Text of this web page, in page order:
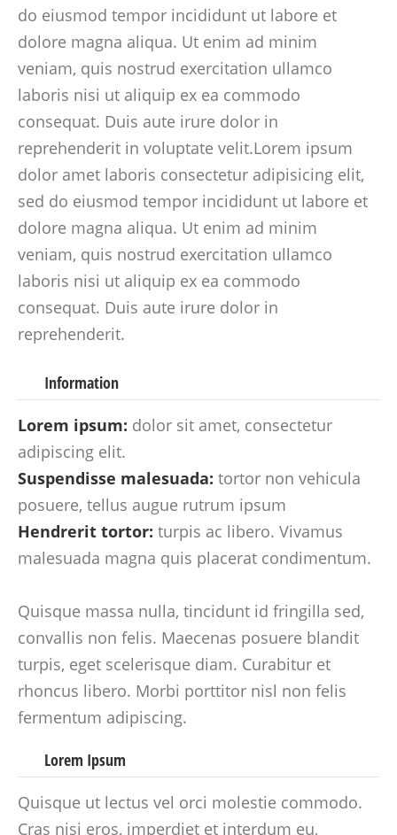
do eiusmod tempor incididunt ut labore et
dolore magna aliqua. Ut enim ad minim
veniam, quis nostrud exercitation ullamco
laboris nisi ut aliquip ex ea commodo
consequat. Duis aute irure dolor in
reprehenderit in voluptate velit.Lorem ipsum
dolor amet laboris consectetur adipisicing elit,
sed do eiusmod tempor incididunt ut labore et
dolore magna aliqua. Ut enim ad minim
veniam, quis nostrud exercitation ullamco
laboris nisi ut aliquip ex ea commodo
consequat. Duis aute irure dolor in
reprehenderit.
Information
Lorem ipsum: dolor sit amet, consectetur
adipiscing elit.
Suspendisse malesuada: tortor non vehicula
posuere, tellus augue rutrum ipsum
Hendrerit tortor: turpis ac libero. Vivamus
malesuada magna quis placerat condimentum.
Quisque massa nulla, tincidunt id fringilla sed,
convallis non felis. Maecenas posuere blandit
turpis, eget scelerisque diam. Curabitur et
rhoncus libero. Morbi porttitor nisl non felis
fermentum adipiscing.
Lorem Ipsum
Quisque ut lectus vel orci molestie commodo.
Cras nisi eros, imperdiet et interdum eu,